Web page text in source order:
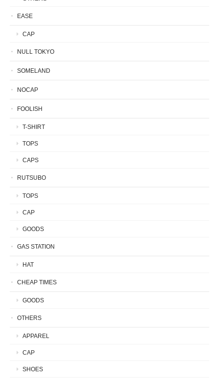
EASE
CAP
NULL TOKYO
SOMELAND
NOCAP
FOOLISH
T-SHIRT
TOPS
CAPS
RUTSUBO
TOPS
CAP
GOODS
GAS STATION
HAT
CHEAP TIMES
GOODS
OTHERS
APPAREL
CAP
SHOES